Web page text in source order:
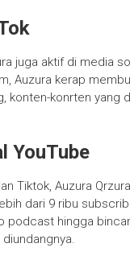
juga aktif di media
Auzura kerap
konten-konrten yang
YouTube
Tiktok, Auzura
dari 9 ribu
podcast hingga